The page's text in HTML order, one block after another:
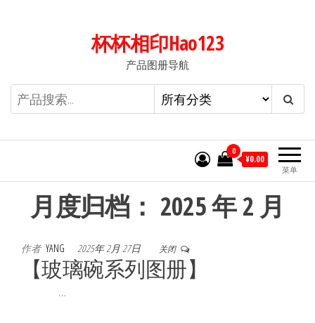
杯杯相印Hao123
产品图册导航
菜单
0
¥0.00
月度归档： 2025 年 2 月
作者 YANG 2025年 2月 27日 关闭
【玻璃碗系列图册】
…